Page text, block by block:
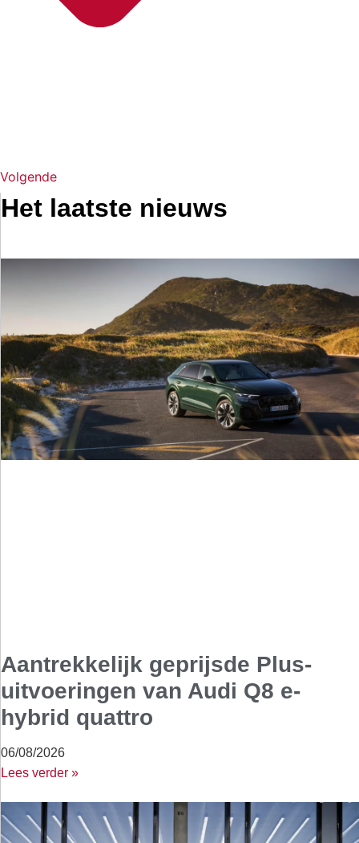
Volgende
Het laatste nieuws
Aantrekkelijk geprijsde Plus-
uitvoeringen van Audi Q8 e-
hybrid quattro
06/08/2026
Lees verder »